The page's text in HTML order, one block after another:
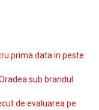
prima data in peste
sub brandul
de evaluarea pe